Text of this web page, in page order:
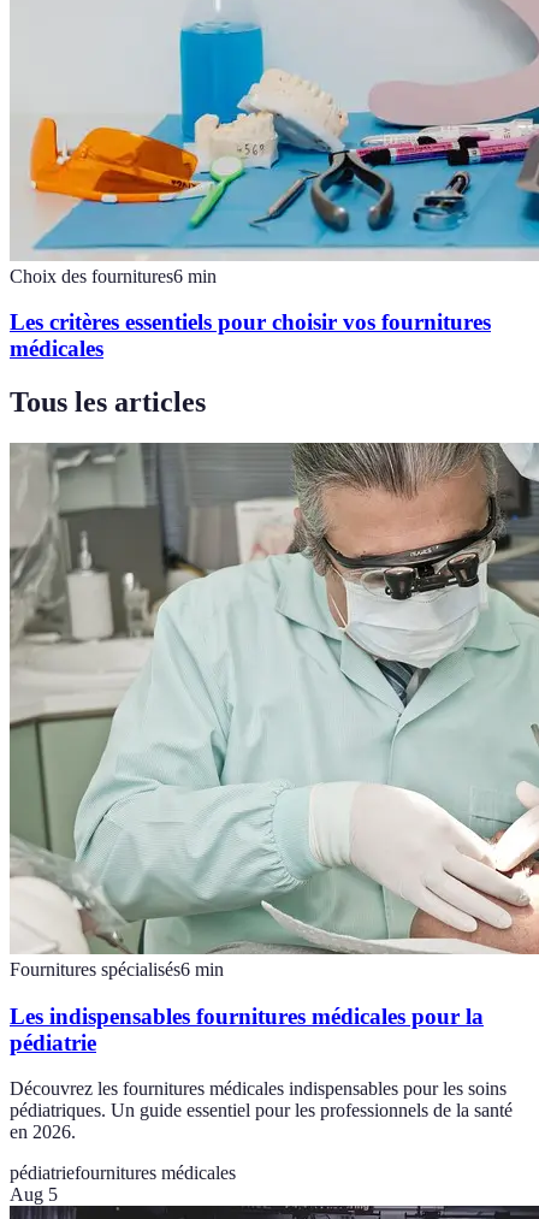
Choix des fournitures6 min
Les critères essentiels pour choisir vos fournitures
médicales
Tous les articles
Fournitures spécialisés6 min
Les indispensables fournitures médicales pour la
pédiatrie
Découvrez les fournitures médicales indispensables pour les soins
pédiatriques. Un guide essentiel pour les professionnels de la santé
en 2026.
pédiatriefournitures médicales
Aug 5